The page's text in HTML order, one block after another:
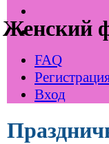
Женский
FAQ
Вход